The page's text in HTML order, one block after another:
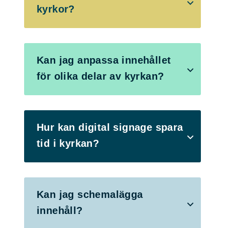
kyrkor?
Kan jag anpassa innehållet
för olika delar av kyrkan?
Hur kan digital signage spara
tid i kyrkan?
Kan jag schemalägga
innehåll?